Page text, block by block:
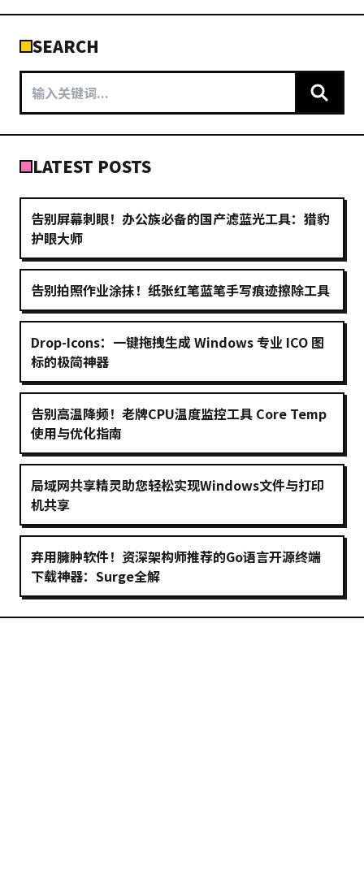
SEARCH
LATEST POSTS
告别屏幕刺眼！办公族必备的国产滤蓝光工具：猎豹
护眼大师
告别拍照作业涂抹！纸张红笔蓝笔手写痕迹擦除工具
Drop-Icons：一键拖拽生成 Windows 专业 ICO 图
标的极简神器
告别高温降频！老牌CPU温度监控工具 Core Temp
使用与优化指南
局域网共享精灵助您轻松实现Windows文件与打印
机共享
弃用臃肿软件！资深架构师推荐的Go语言开源终端
下载神器：Surge全解